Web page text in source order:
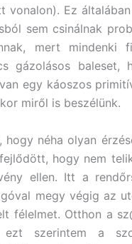
vonalon). Ez
sem csinálnak
mert mindenki
gázolásos baleset,
egy káoszos
miről is beszélünk.
hogy néha olyan
hogy nem
ellen. Itt a
megy végig az
félelmet. Otthon a
ezt szerintem a